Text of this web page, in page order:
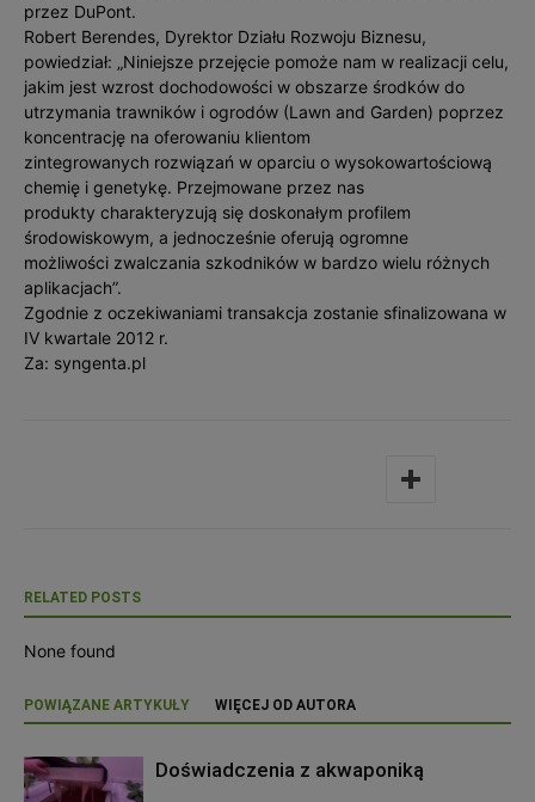
przez DuPont.
Robert Berendes, Dyrektor Działu Rozwoju Biznesu,
powiedział: „Niniejsze przejęcie pomoże nam w realizacji celu,
jakim jest wzrost dochodowości w obszarze środków do
utrzymania trawników i ogrodów (Lawn and Garden) poprzez
koncentrację na oferowaniu klientom
zintegrowanych rozwiązań w oparciu o wysokowartościową
chemię i genetykę. Przejmowane przez nas
produkty charakteryzują się doskonałym profilem
środowiskowym, a jednocześnie oferują ogromne
możliwości zwalczania szkodników w bardzo wielu różnych
aplikacjach”.
Zgodnie z oczekiwaniami transakcja zostanie sfinalizowana w
IV kwartale 2012 r.
Za: syngenta.pl
RELATED POSTS
None found
POWIĄZANE ARTYKUŁY WIĘCEJ OD AUTORA
Doświadczenia z akwaponiką